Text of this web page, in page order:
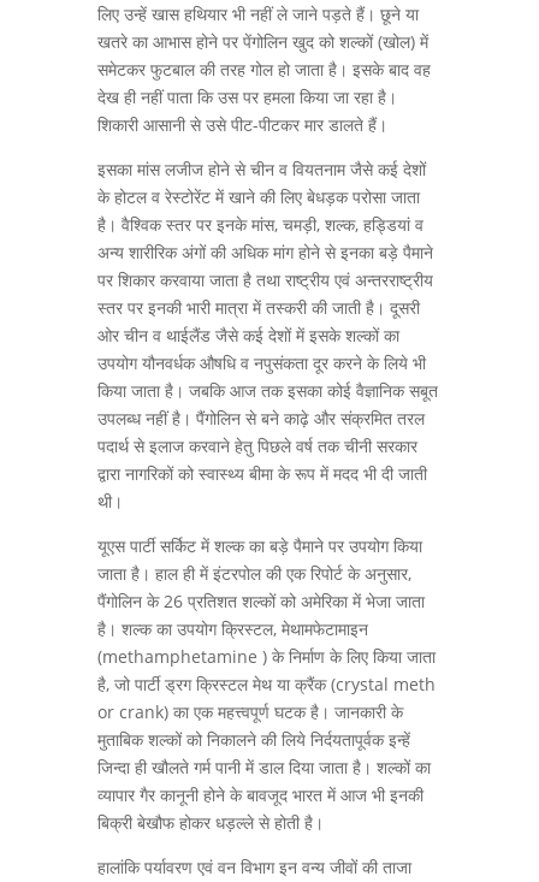
लिए उन्हें खास हथियार भी नहीं ले जाने पड़ते हैं। छूने या
खतरे का आभास होने पर पेंगोलिन खुद को शल्कों (खोल) में
समेटकर फुटबाल की तरह गोल हो जाता है। इसके बाद वह
देख ही नहीं पाता कि उस पर हमला किया जा रहा है।
शिकारी आसानी से उसे पीट-पीटकर मार डालते हैं।
इसका मांस लजीज होने से चीन व वियतनाम जैसे कई देशों
के होटल व रेस्टोरेंट में खाने की लिए बेधड़क परोसा जाता
है। वैश्विक स्तर पर इनके मांस, चमड़ी, शल्क, हड्डियां व
अन्य शारीरिक अंगों की अधिक मांग होने से इनका बड़े पैमाने
पर शिकार करवाया जाता है तथा राष्ट्रीय एवं अन्तरराष्ट्रीय
स्तर पर इनकी भारी मात्रा में तस्करी की जाती है। दूसरी
ओर चीन व थाईलैंड जैसे कई देशों में इसके शल्कों का
उपयोग यौनवर्धक औषधि व नपुसंकता दूर करने के लिये भी
किया जाता है। जबकि आज तक इसका कोई वैज्ञानिक सबूत
उपलब्ध नहीं है। पैंगोलिन से बने काढ़े और संक्रमित तरल
पदार्थ से इलाज करवाने हेतु पिछले वर्ष तक चीनी सरकार
द्वारा नागरिकों को स्वास्थ्य बीमा के रूप में मदद भी दी जाती
थी।
यूएस पार्टी सर्किट में शल्क का बड़े पैमाने पर उपयोग किया
जाता है। हाल ही में इंटरपोल की एक रिपोर्ट के अनुसार,
पैंगोलिन के 26 प्रतिशत शल्कों को अमेरिका में भेजा जाता
है। शल्क का उपयोग क्रिस्टल, मेथामफेटामाइन
(methamphetamine ) के निर्माण के लिए किया जाता
है, जो पार्टी ड्रग क्रिस्टल मेथ या क्रैंक (crystal meth
or crank) का एक महत्त्वपूर्ण घटक है। जानकारी के
मुताबिक शल्कों को निकालने की लिये निर्दयतापूर्वक इन्हें
जिन्दा ही खौलते गर्म पानी में डाल दिया जाता है। शल्कों का
व्यापार गैर कानूनी होने के बावजूद भारत में आज भी इनकी
बिक्री बेखौफ होकर धड़ल्ले से होती है।
हालांकि पर्यावरण एवं वन विभाग इन वन्य जीवों की ताजा